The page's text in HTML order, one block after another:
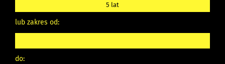
5 lat
lub zakres od:
do: